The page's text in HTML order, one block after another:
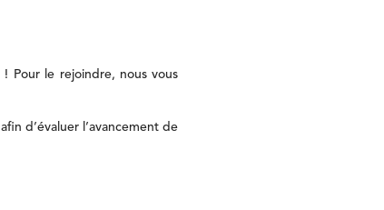
! Pour le rejoindre, nousvous
afind’évaluer l’avancementde